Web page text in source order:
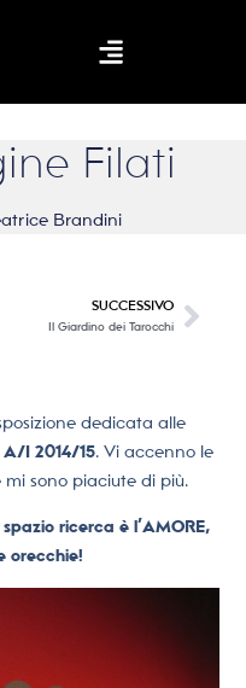
Filati
Brandini
SUCCESSIVO
Il Giardino dei Tarocchi
dedicata alle
A/I 2014/15. Vi accenno le
sono piaciute di più.
ricerca è l’AMORE,
orecchie!